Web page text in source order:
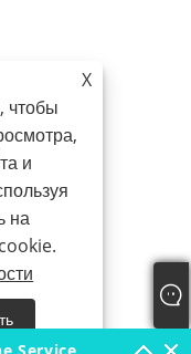
X
чтобы
и
на